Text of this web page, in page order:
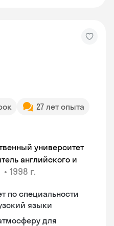
27 лет опыта
университет
английского и
• 1998 г.
по специальности
языки
для